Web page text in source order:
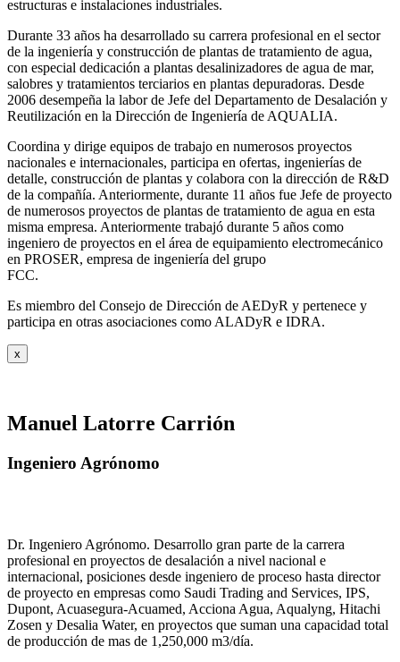
estructuras e instalaciones industriales.
Durante 33 años ha desarrollado su carrera profesional en el sector
de la ingeniería y construcción de plantas de tratamiento de agua,
con especial dedicación a plantas desalinizadores de agua de mar,
salobres y tratamientos terciarios en plantas depuradoras. Desde
2006 desempeña la labor de Jefe del Departamento de Desalación y
Reutilización en la Dirección de Ingeniería de AQUALIA.
Coordina y dirige equipos de trabajo en numerosos proyectos
nacionales e internacionales, participa en ofertas, ingenierías de
detalle, construcción de plantas y colabora con la dirección de R&D
de la compañía. Anteriormente, durante 11 años fue Jefe de proyecto
de numerosos proyectos de plantas de tratamiento de agua en esta
misma empresa. Anteriormente trabajó durante 5 años como
ingeniero de proyectos en el área de equipamiento electromecánico
en PROSER, empresa de ingeniería del grupo
FCC.
Es miembro del Consejo de Dirección de AEDyR y pertenece y
participa en otras asociaciones como ALADyR e IDRA.
x
Manuel Latorre Carrión
Ingeniero Agrónomo
Dr. Ingeniero Agrónomo. Desarrollo gran parte de la carrera
profesional en proyectos de desalación a nivel nacional e
internacional, posiciones desde ingeniero de proceso hasta director
de proyecto en empresas como Saudi Trading and Services, IPS,
Dupont, Acuasegura-Acuamed, Acciona Agua, Aqualyng, Hitachi
Zosen y Desalia Water, en proyectos que suman una capacidad total
de producción de mas de 1,250,000 m3/día.